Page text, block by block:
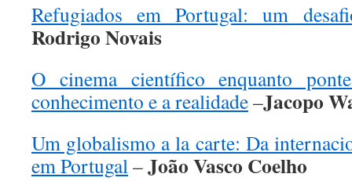
Refugiados em Portugal: um
Rodrigo Novais
O cinema científico enquanto
conhecimento e a realidade–Jacopo
Um globalismo a la carte: Da
em Portugal–João Vasco Coelho